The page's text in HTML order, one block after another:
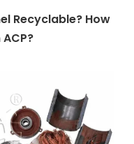
Recyclable? How